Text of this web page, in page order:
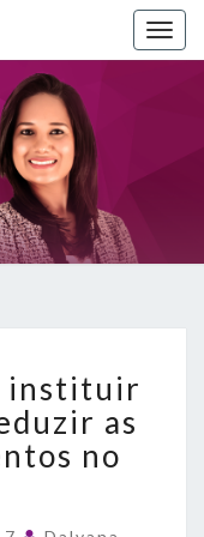
De
instituir
as
no